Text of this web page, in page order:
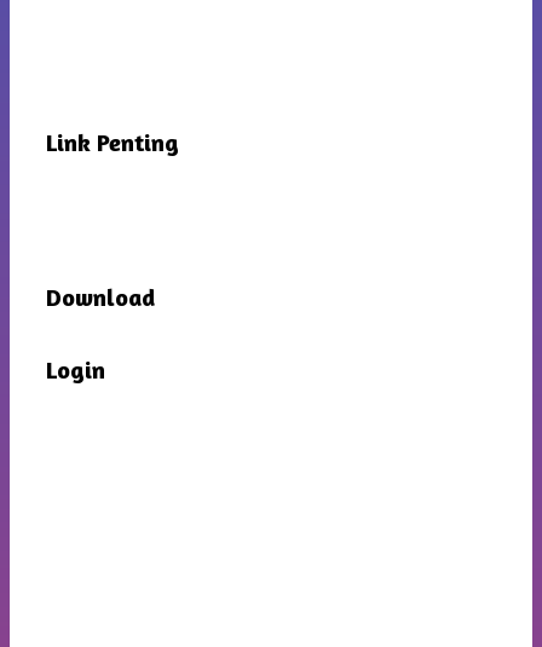
Link Penting
Download
Login